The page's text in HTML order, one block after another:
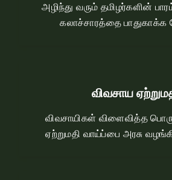
அழிந்து வரும்‌ தமிழர்களின்‌
கலாச்சாரத்தை பாதுகாக்க
விவசாய
விவசாயிகள் விளைவித்த
ஏற்றுமதி வாய்ப்பை அரசு